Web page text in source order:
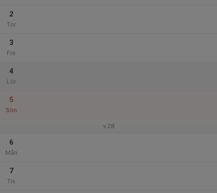
2
Tor
3
Fre
4
Lör
5
Sön
v.28
6
Mån
7
Tis